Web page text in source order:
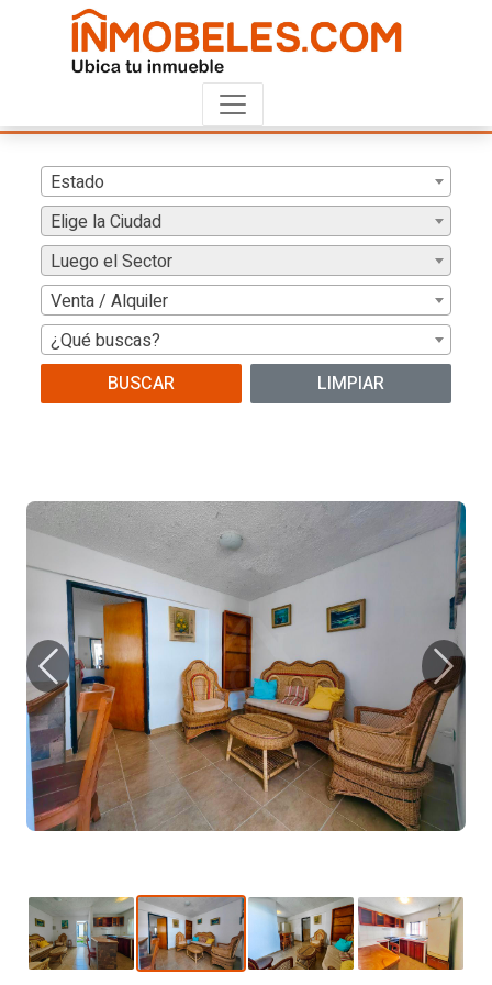
Estado
Elige la Ciudad
Luego el Sector
Venta / Alquiler
¿Qué buscas?
BUSCAR
LIMPIAR
Previous Next